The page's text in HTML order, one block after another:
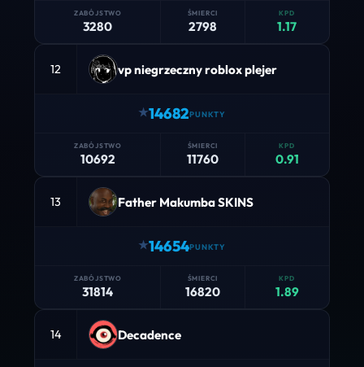
3280 2798 1.17
12 vp niegrzeczny roblox plejer
14682
10692 11760 0.91
13 Father Makumba SKINS
14654
31814 16820 1.89
14 Decadence